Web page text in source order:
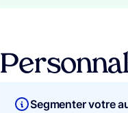
Segmenter votre